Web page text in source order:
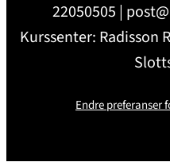
22050505 |
Kurssenter: Radisson
Endre preferanser